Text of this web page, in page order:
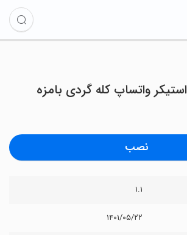
استیکر واتساپ کله گردی بامزه
نصب
۱.۱
۱۴۰۱/۰۵/۲۲